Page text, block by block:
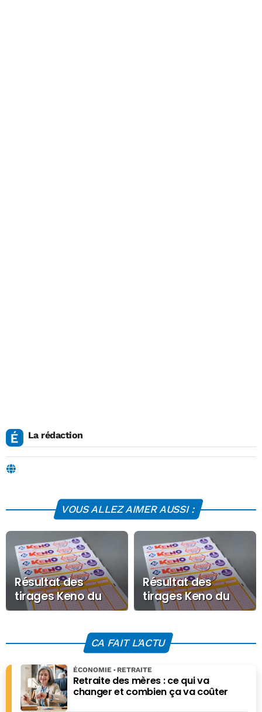
La rédaction
VOUS ALLEZ AIMER AUSSI :
Résultat des
tirages Keno du
Vendredi 26 juin
Résultat des
tirages Keno du
Jeudi 25 juin 2026
CA FAIT L'ACTU
Retraite des mères : ce qui va
changer et combien ça va coûter
ÉCONOMIE RETRAITE